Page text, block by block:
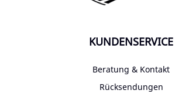
KUNDENSERVICE
Beratung & Kontakt
Rücksendungen